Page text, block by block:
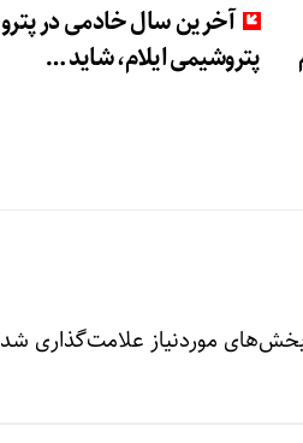
آخرین سال خادمی در
پتروشیمی ایلام، شاید …
موردنیاز علامت‌گذاری